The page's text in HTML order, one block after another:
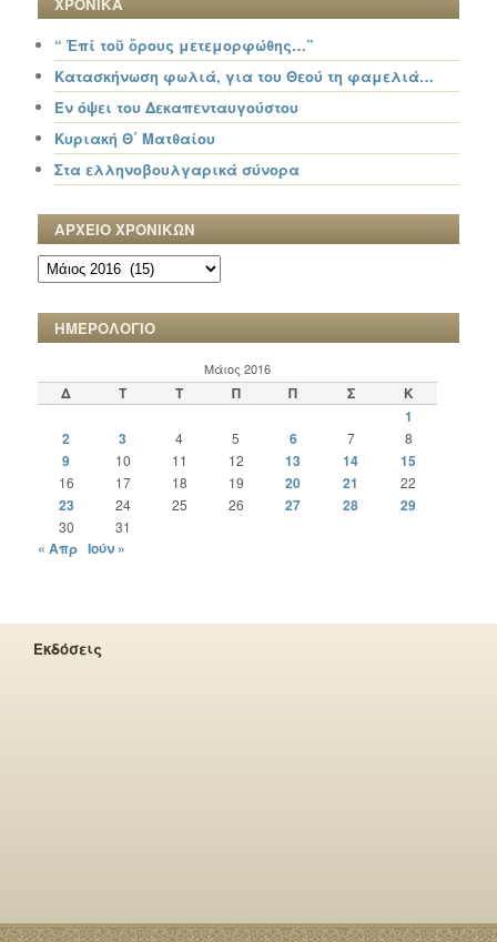
“ Ἐπί τοῦ ὄρους μετεμορφώθης…”
Κατασκήνωση φωλιά, για του Θεού τη φαμελιά…
Εν όψει του Δεκαπενταυγούστου
Κυριακή Θ΄ Ματθαίου
Στα ελληνοβουλγαρικά σύνορα
ΑΡΧΕΙΟ ΧΡΟΝΙΚΩΝ
ΑΡΧΕΙΟ
ΧΡΟΝΙΚΩΝ
ΗΜΕΡΟΛΟΓΙΟ
Μάιος 2016
Δ Τ Τ Π Π Σ
Κ
1
2
3 4 5 6 7 8
9 10 11 12 13 14 15
16 17 18 19 20 21 22
23 24 25 26 27 28 29
30 31
« Απρ Ιούν »
Εκδόσεις